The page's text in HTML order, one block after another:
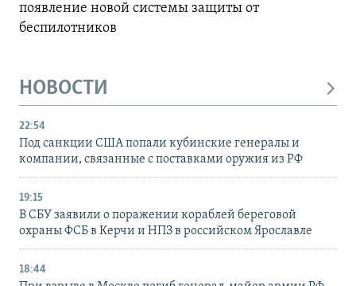
появление новой системы защиты от
беспилотников
НОВОСТИ
22:54
Под санкции США попали кубинские генералы и
компании, связанные с поставками оружия из РФ
19:15
В СБУ заявили о поражении кораблей береговой
охраны ФСБ в Керчи и НПЗ в российском Ярославле
18:44